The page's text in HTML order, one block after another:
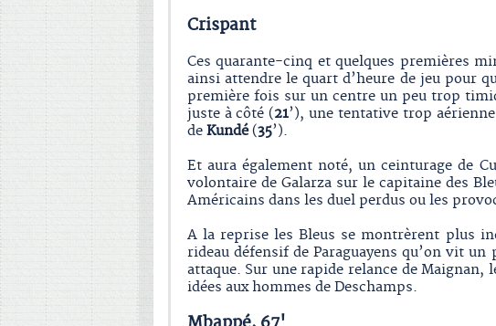
Crispant
Ces quarante-cinq et quelques premières
ainsi attendre le quart d’heure de jeu pour
première fois sur un centre un peu trop
juste à côté (21’), une tentative trop
de Kundé(35’).
Et aura également noté, un ceinturage de
volontaire de Galarza sur le capitaine des
Américains dans les duel perdus ou les
A la reprise les Bleus se montrèrent plus
rideau défensif de Paraguayens qu’on vit
attaque. Sur une rapide relance de Maignan,
idées aux hommes de Deschamps.